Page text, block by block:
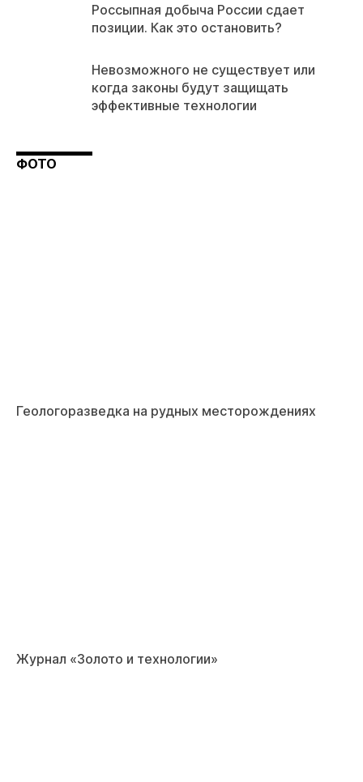
Россыпная добыча России сдает
позиции. Как это остановить?
Невозможного не существует или
когда законы будут защищать
эффективные технологии
ФОТО
Геологоразведка на рудных месторождениях
Журнал «Золото и технологии»